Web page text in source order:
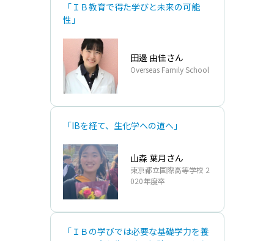
「ＩＢ教育で得た学びと未来の可能
性」
田邊 由佳さん
Overseas Family School
「IBを経て、生化学への道へ」
山森 葉月さん
東京都立国際高等学校 2
020年度卒
「ＩＢの学びでは必要な基礎学力を養